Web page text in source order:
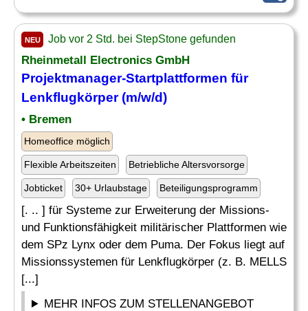
NEU Job vor 2 Std. bei StepStone gefunden
Rheinmetall Electronics GmbH
Projektmanager-Startplattformen für
Lenkflugkörper (m/w/d)
• Bremen
Homeoffice möglich
Flexible Arbeitszeiten Betriebliche Altersvorsorge
Jobticket 30+ Urlaubstage Beteiligungsprogramm
[. .. ] für Systeme zur Erweiterung der Missions-
und Funktionsfähigkeit militärischer Plattformen wie
dem SPz Lynx oder dem Puma. Der Fokus liegt auf
Missionssystemen für Lenkflugkörper (z. B. MELLS
[...]
MEHR INFOS ZUM STELLENANGEBOT